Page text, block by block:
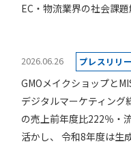
EC・物流業界の社会課
2026.06.26 プレスリリ
GMOメイクショップと
デジタルマーケティング
の売上前年度比222％・
活かし、 令和8年度は生